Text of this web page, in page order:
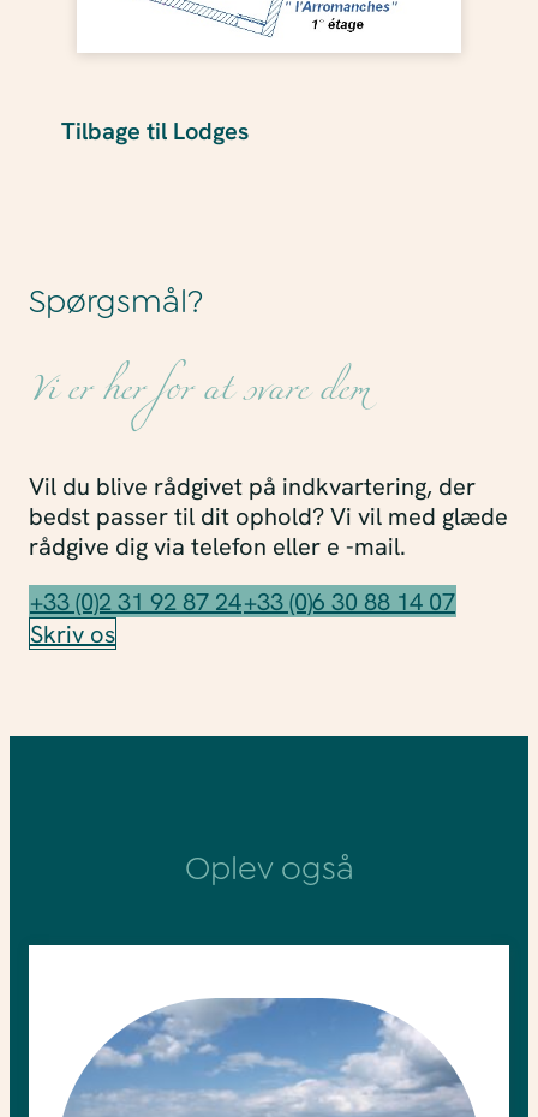
Tilbage til Lodges
Spørgsmål?
Vi er her for at svare dem
Vil du blive rådgivet på indkvartering, der
bedst passer til dit ophold? Vi vil med glæde
rådgive dig via telefon eller e -mail.
+33 (0)2 31 92 87 24+33 (0)6 30 88 14 07
Skriv os
Oplev også